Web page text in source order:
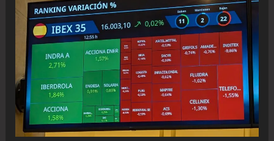
crecimiento
estadounidense
con
un
máximo
histórico